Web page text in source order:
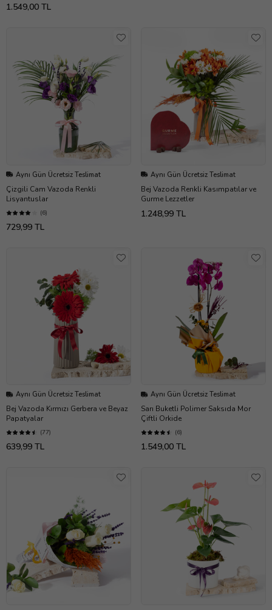
1.549,00 TL
Aynı Gün Ücretsiz Teslimat
Çizgili Cam Vazoda Renkli
Lisyantuslar
(6)
729,99 TL
Aynı Gün Ücretsiz Teslimat
Bej Vazoda Renkli Kasımpatılar ve
Gurme Lezzetler
1.248,99 TL
Aynı Gün Ücretsiz Teslimat
Bej Vazoda Kırmızı Gerbera ve Beyaz
Papatyalar
(77)
639,99 TL
Aynı Gün Ücretsiz Teslimat
Sarı Buketli Polimer Saksıda Mor
Çiftli Orkide
(6)
1.549,00 TL